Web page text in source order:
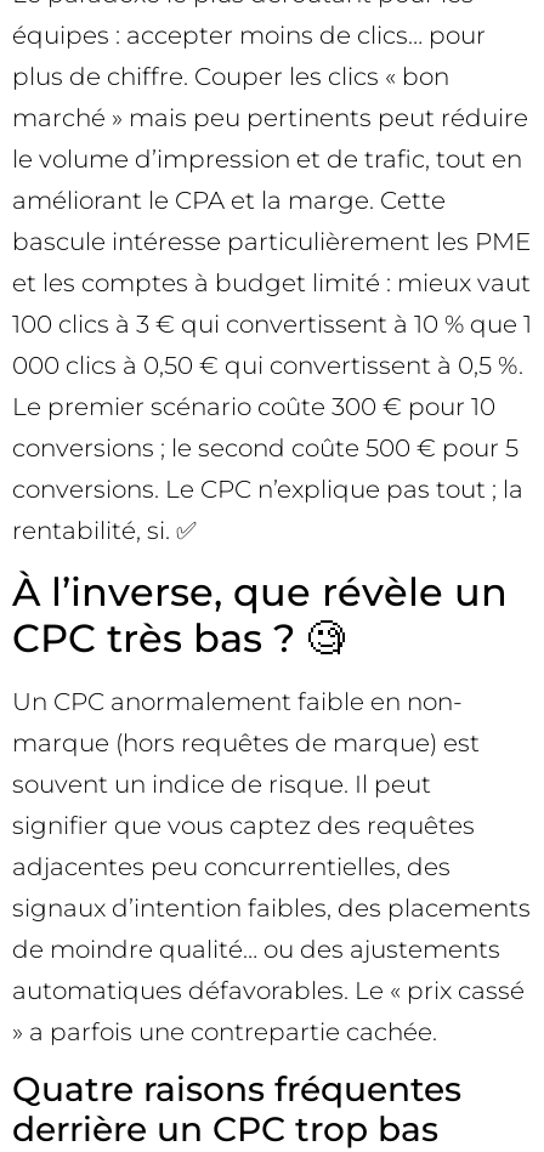
équipes : accepter moins de clics… pour
plus de chiffre. Couper les clics « bon
marché » mais peu pertinents peut réduire
le volume d’impression et de trafic, tout en
améliorant le CPA et la marge. Cette
bascule intéresse particulièrement les PME
et les comptes à budget limité : mieux vaut
100 clics à 3 € qui convertissent à 10 % que 1
000 clics à 0,50 € qui convertissent à 0,5 %.
Le premier scénario coûte 300 € pour 10
conversions ; le second coûte 500 € pour 5
conversions. Le CPC n’explique pas tout ; la
rentabilité, si. ✅
À l’inverse, que révèle un
CPC très bas ? 🧐
Un CPC anormalement faible en non-
marque (hors requêtes de marque) est
souvent un indice de risque. Il peut
signifier que vous captez des requêtes
adjacentes peu concurrentielles, des
signaux d’intention faibles, des placements
de moindre qualité… ou des ajustements
automatiques défavorables. Le « prix cassé
» a parfois une contrepartie cachée.
Quatre raisons fréquentes
derrière un CPC trop bas